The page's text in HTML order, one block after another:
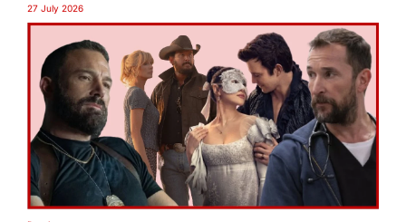
27 July 2026